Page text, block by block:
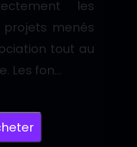
les
menés
tout au
Les fon...